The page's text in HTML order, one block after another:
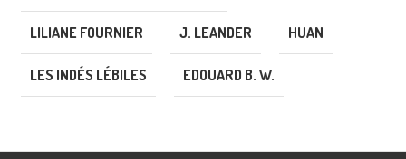
LILIANE FOURNIER J. LEANDER HUAN
LES INDÉS LÉBILES EDOUARD B. W.